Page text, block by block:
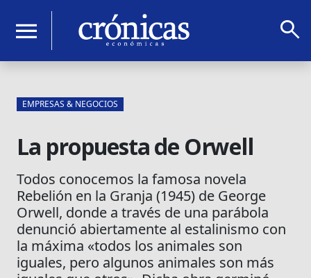
menu search
EMPRESAS & NEGOCIOS
La propuesta de Orwell
Todos conocemos la famosa novela
Rebelión en la Granja (1945) de George
Orwell, donde a través de una parábola
denunció abiertamente al estalinismo con
la máxima «todos los animales son
iguales, pero algunos animales son más